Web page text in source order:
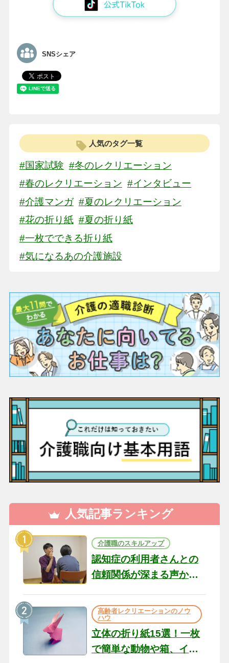
SNSシェア
人気のタグ一覧
#国家試験 #冬のレクリエーション
#春のレクリエーション #インタビュー
#介護マンガ #夏のレクリエーション
#花の折り紙 #夏の折り紙
#一枚でできる折り紙
#気になるあの介護施設
人気記事ランキング
介護職のスキルアップ
認知症の利用者さんとの
信頼関係が深まる声かけ
の現場から（22）
高齢者レクリエーションのノウ
ハウ
立体の折り紙15選！一枚
で簡単な動物や箱、イン